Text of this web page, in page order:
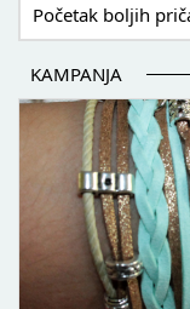
Početak boljih
KAMPANJA